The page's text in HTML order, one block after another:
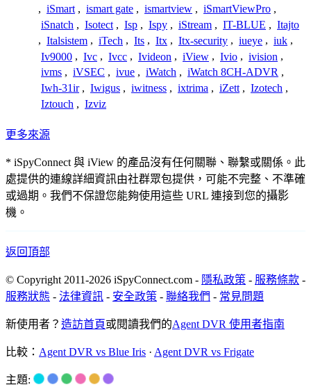
, iSmart , ismart gate , ismartview , iSmartViewPro ,
iSnatch , Isotect , Isp , Ispy , iStream , IT-BLUE , Itajto
, Italsistem , iTech , Its , Itx , Itx-security , iueye , iuk ,
Iv9000 , Ivc , Ivcc , Ivideon , iView , Ivio , ivision ,
ivms , iVSEC , ivue , iWatch , iWatch 8CH-ADVR ,
Iwh-31ir , Iwigus , iwitness , ixtrima , iZett , Izotech ,
Iztouch , Izviz
更多來源
* iSpyConnect 與 iView 的產品沒有任何關聯、聯繫或關係。此
處提供的連線詳細資訊由社群眾包提供，可能不完整、不準確
或過期。我們不保證您能夠使用這些 URL 連接到您的攝影
機。
返回頂部
© Copyright 2011-2026 iSpyConnect.com - 隱私政策 - 服務條款 -
服務狀態 - 法律資訊 - 安全政策 - 聯絡我們 - 常見問題
新使用者？ 造訪首頁或閱讀我們的Agent DVR 使用者指南
比較： Agent DVR vs Blue Iris · Agent DVR vs Frigate
主題: